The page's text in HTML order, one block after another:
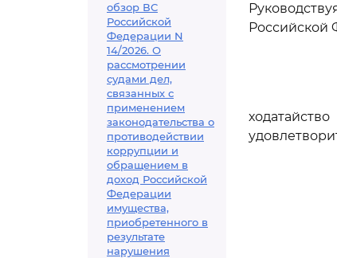
обзор ВС
Российской
Федерации N
14/2026. О
рассмотрении
судами дел,
связанных с
применением
законодательства о
противодействии
коррупции и
обращением в
доход Российской
Федерации
имущества,
приобретенного в
результате
нарушения
Российской